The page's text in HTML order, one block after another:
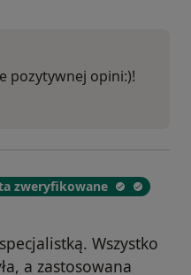
pozytywnej opini:)!
zweryfikowane
Wszystko
a zastosowana